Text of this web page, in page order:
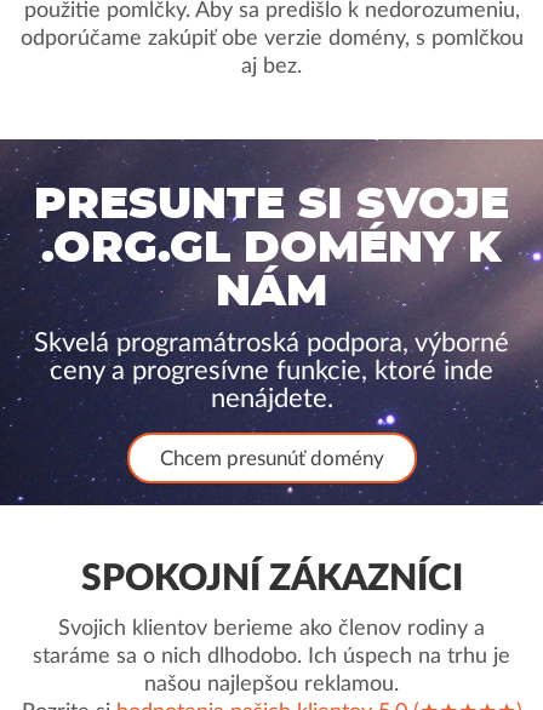
použitie pomlčky. Aby sa predišlo k nedorozumeniu,
odporúčame zakúpiť obe verzie domény, s pomlčkou
aj bez.
PRESUNTE SI SVOJE
.ORG.GL DOMÉNY K
NÁM
Skvelá programátroská podpora, výborné
ceny a progresívne funkcie, ktoré inde
nenájdete.
Chcem presunúť domény
SPOKOJNÍ ZÁKAZNÍCI
Svojich klientov berieme ako členov rodiny a
staráme sa o nich dlhodobo. Ich úspech na trhu je
našou najlepšou reklamou.